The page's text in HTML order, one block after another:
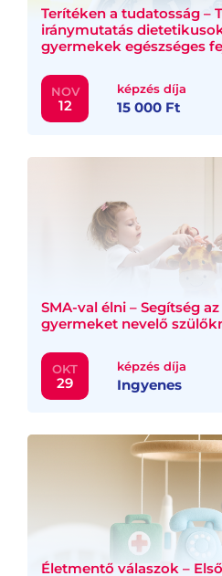
Terítéken a tudatosság –
iránymutatás
gyermekek egészséges
NOV
12
képzés díja
15 000 Ft
SMA-val élni – Segítség
gyermeket nevelő
OKT
29
képzés díja
Ingyenes
Életmentő válaszok –